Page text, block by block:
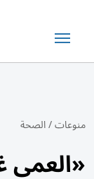
منوعات/الصحة
«العمى